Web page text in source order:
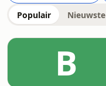
Populair Nieuwste
B